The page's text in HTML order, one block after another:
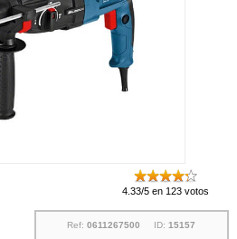
4.33/5 en 123 votos
Ref:0611267500 ID:15157